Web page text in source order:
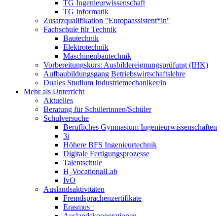
TG Ingenieurwissenschaft
TG Informatik
Zusatzqualifikation "Europaassistent*in"
Fachschule für Technik
Bautechnik
Elektrotechnik
Maschinenbautechnik
Vorbereitungskurs: Ausbildereignungsprüfung (IHK)
Aufbaubildungsgang Betriebswirtschaftslehre
Duales Studium Industriemechaniker/in
Mehr als Unterricht
Aktuelles
Beratung für Schülerinnen/Schüler
Schulversuche
Berufliches Gymnasium Ingenieurwissenschaften
3i
Höhere BFS Ingenieurtechnik
Digitale Fertigungsprozesse
Talentschule
H₂VocationalLab
IvO
Auslandsaktivitäten
Fremdsprachenzertifikate
Erasmus+